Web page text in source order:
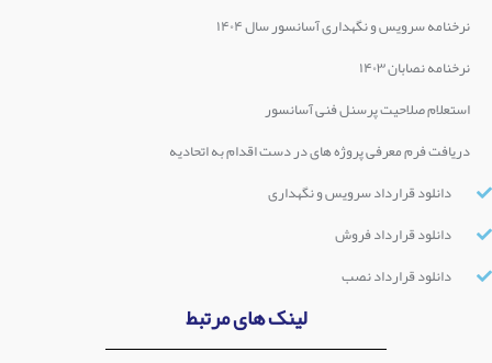
نرخنامه سرویس و نگهداری آسانسور سال ۱۴۰۴
نرخنامه نصابان ۱۴۰۳
استعلام صلاحیت پرسنل فنی آسانسور
دریافت فرم معرفی پروژه های در دست اقدام به اتحادیه
دانلود قرارداد سرویس و نگهداری
دانلود قرارداد فروش
دانلود قرارداد نصب
لینک های مرتبط